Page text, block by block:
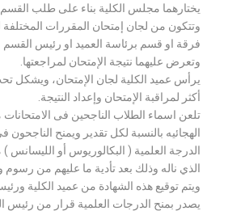
يختارهما مجلس الكلية بناء على طلب
وتتكون من لجان إمتحان المقررات
فرقة او قسم برئاسة العميد او رئيس
وتعرض عليهما نتيجة الإمتحان لمراجعتها.
يرأس عميد الكلية لجان الإمتحان، ويشكل
أكثر لمراقبة الإمتحان وإعداد النتيجة.
تلعن اسماء الطلاب الناجحين فى
الهجائيه بالنسبة لكل تقدير ويمنح الناجحون
الدرجة العلمية ( البكالوريوس أو الليسانس )
الذي ناله وذلك بعد تأدية ما عليهم من رسوم
ويتم توقيع هذه الشهادة من عميد الكلية
يصدر بمنح الدرجات العلمية قرار من رئيس